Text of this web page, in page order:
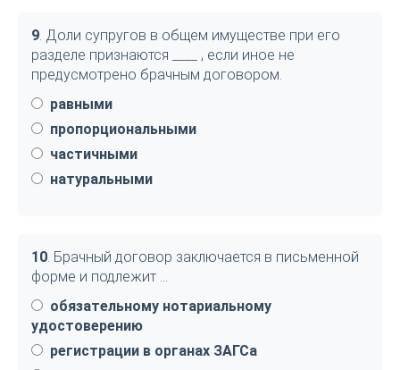
9. Доли супругов в общем имуществе при его
разделе признаются ____ , если иное не
предусмотрено брачным договором.
равными
пропорциональными
частичными
натуральными
10. Брачный договор заключается в письменной
форме и подлежит …
обязательному нотариальному
удостоверению
регистрации в органах ЗАГСа